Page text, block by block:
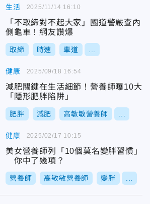
生活
「不取締對不起大家」國道警嚴查內
側龜車！網友讚爆
取締 時速 車道
2025/11/14 16:10
健康
減肥關鍵在生活細節！營養師曝10大
「隱形肥胖陷阱」
肥胖 減肥 高敏敏營養師
2025/09/18 16:54
健康
美女營養師列「10個莫名變胖習慣」
你中了幾項？
營養師 高敏敏營養師 變胖
2025/02/17 10:15